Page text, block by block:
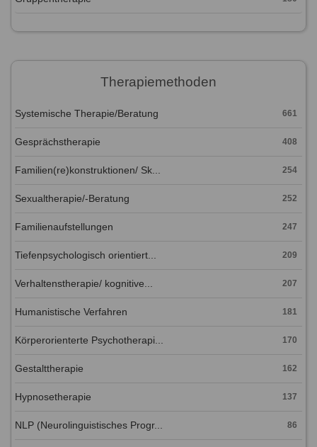
Therapiemethoden
Systemische Therapie/Beratung 661
Gesprächstherapie 408
Familien(re)konstruktionen/ Sk... 254
Sexualtherapie/-Beratung 252
Familienaufstellungen 247
Tiefenpsychologisch orientiert... 209
Verhaltenstherapie/ kognitive... 207
Humanistische Verfahren 181
Körperorienterte Psychotherapi... 170
Gestalttherapie 162
Hypnosetherapie 137
NLP (Neurolinguistisches Progr... 86